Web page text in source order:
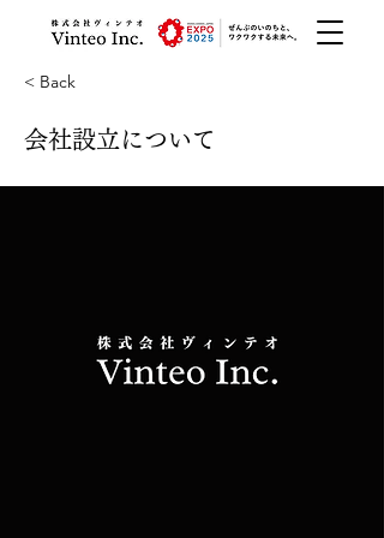
< Back
会社設立について